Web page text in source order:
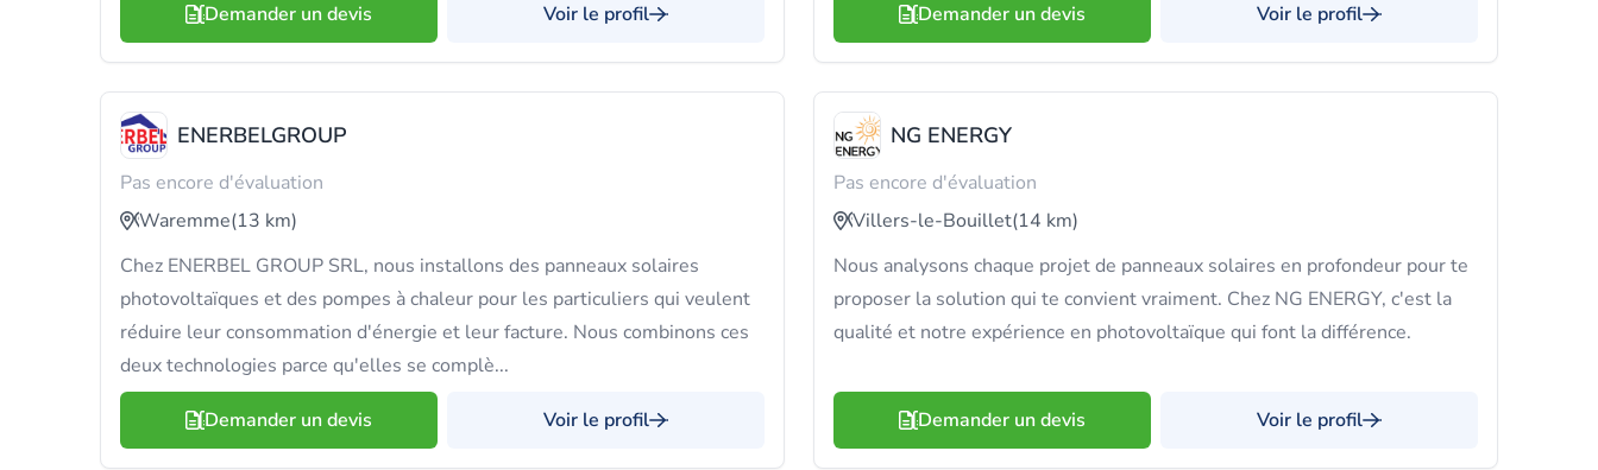
Demander un devis Voir le profil Demander un devis Voir le profil
ENERBELGROUP
Pas encore d'évaluation
Waremme(13 km)
Chez ENERBEL GROUP SRL, nous installons des panneaux solaires
photovoltaïques et des pompes à chaleur pour les particuliers qui veulent
réduire leur consommation d'énergie et leur facture. Nous combinons ces
deux technologies parce qu'elles se complè...
Demander un devis Voir le profil
NG ENERGY
Pas encore d'évaluation
Villers-le-Bouillet(14 km)
Nous analysons chaque projet de panneaux solaires en profondeur pour te
proposer la solution qui te convient vraiment. Chez NG ENERGY, c'est la
qualité et notre expérience en photovoltaïque qui font la différence.
Demander un devis Voir le profil